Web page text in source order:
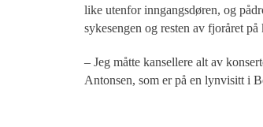
like utenfor inngangsdøren, og
sykesengen og resten av fjoråret
– Jeg måtte kansellere alt av
Antonsen, som er på en lynvisitt i